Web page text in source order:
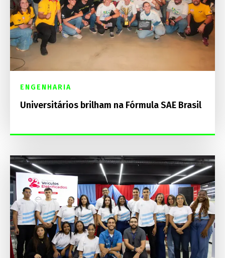
ENGENHARIA
Universitários brilham na Fórmula SAE Brasil